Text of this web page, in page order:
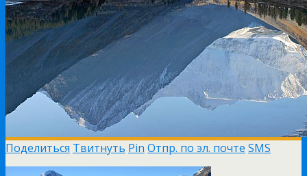
Поделиться Твитнуть Pin Отпр. по эл. почте SMS